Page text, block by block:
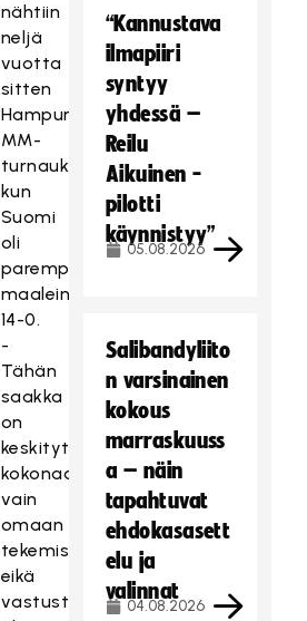
nähtiin
neljä
vuotta
sitten
Hampurin
MM-
turnauksessa,
kun
Suomi
oli
parempi
maalein
14-0.
-
Tähän
saakka
on
keskitytty
kokonaan
vain
omaan
tekemiseen
eikä
vastustajia
“Kannustava
ilmapiiri
syntyy
yhdessä –
Reilu
Aikuinen -
pilotti
käynnistyy”
05.08.2026
Salibandyliito
n varsinainen
kokous
marraskuuss
a – näin
tapahtuvat
ehdokasasett
elu ja
valinnat
04.08.2026